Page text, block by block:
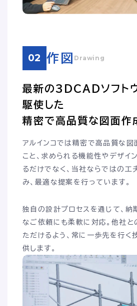
02 作図 Drawing
最新の3DCADソフト
駆使した
精密で高品質な図面作
アルインコでは精密で高品質な図
こと、求められる機能性やデザイ
るだけでなく、当社ならではの工
み、最適な提案を行っています。
独自の設計プロセスを通じて、納
なご依頼にも柔軟に対応。他社と
ただけるよう、常に一歩先を行く
供します。